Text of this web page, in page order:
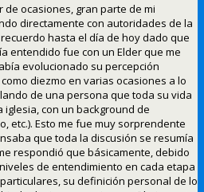
de ocasiones, gran parte de mi
directamente con autoridades de la
hasta el día de hoy dado que
entendido fue con un Elder que me
evolucionado su percepción
diezmo en varias ocasiones a lo
de una persona que toda su vida
con un background de
etc.). Esto me fue muy sorprendente
que toda la discusión se resumía
respondió que básicamente, debido
de entendimiento en cada etapa
su definición personal de lo